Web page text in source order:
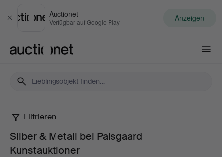
Schließen
Auctionet
Verfügbar auf Google Play Anzeigen
Silber
Filtrieren
Silber & Metall bei Palsgaard
Kunstauktioner